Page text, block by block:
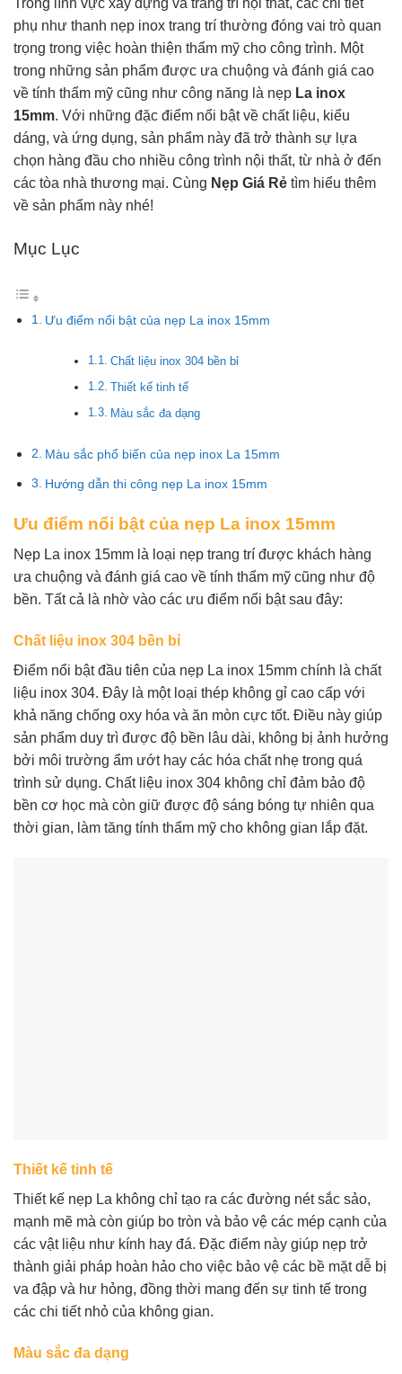
Trong lĩnh vực xây dựng và trang trí nội thất, các chi tiết
phụ như thanh nẹp inox trang trí thường đóng vai trò quan
trọng trong việc hoàn thiện thẩm mỹ cho công trình. Một
trong những sản phẩm được ưa chuộng và đánh giá cao
về tính thẩm mỹ cũng như công năng là nẹp La inox
15mm. Với những đặc điểm nổi bật về chất liệu, kiểu
dáng, và ứng dụng, sản phẩm này đã trở thành sự lựa
chọn hàng đầu cho nhiều công trình nội thất, từ nhà ở đến
các tòa nhà thương mại. Cùng Nẹp Giá Rẻ tìm hiểu thêm
về sản phẩm này nhé!
Mục Lục
Ưu điểm nổi bật của nẹp La inox 15mm
Chất liệu inox 304 bền bỉ
Thiết kế tinh tế
Màu sắc đa dạng
Màu sắc phổ biến của nẹp inox La 15mm
Hướng dẫn thi công nẹp La inox 15mm
Ưu điểm nổi bật của nẹp La inox 15mm
Nẹp La inox 15mm là loại nẹp trang trí được khách hàng
ưa chuộng và đánh giá cao về tính thẩm mỹ cũng như độ
bền. Tất cả là nhờ vào các ưu điểm nổi bật sau đây:
Chất liệu inox 304 bền bỉ
Điểm nổi bật đầu tiên của nẹp La inox 15mm chính là chất
liệu inox 304. Đây là một loại thép không gỉ cao cấp với
khả năng chống oxy hóa và ăn mòn cực tốt. Điều này giúp
sản phẩm duy trì được độ bền lâu dài, không bị ảnh hưởng
bởi môi trường ẩm ướt hay các hóa chất nhẹ trong quá
trình sử dụng. Chất liệu inox 304 không chỉ đảm bảo độ
bền cơ học mà còn giữ được độ sáng bóng tự nhiên qua
thời gian, làm tăng tính thẩm mỹ cho không gian lắp đặt.
Thiết kế tinh tế
Thiết kế nẹp La không chỉ tạo ra các đường nét sắc sảo,
mạnh mẽ mà còn giúp bo tròn và bảo vệ các mép cạnh của
các vật liệu như kính hay đá. Đặc điểm này giúp nẹp trở
thành giải pháp hoàn hảo cho việc bảo vệ các bề mặt dễ bị
va đập và hư hỏng, đồng thời mang đến sự tinh tế trong
các chi tiết nhỏ của không gian.
Màu sắc đa dạng